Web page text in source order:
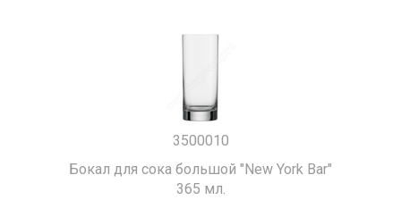
3500010
Бокал для сока большой "New York Bar"
365 мл.